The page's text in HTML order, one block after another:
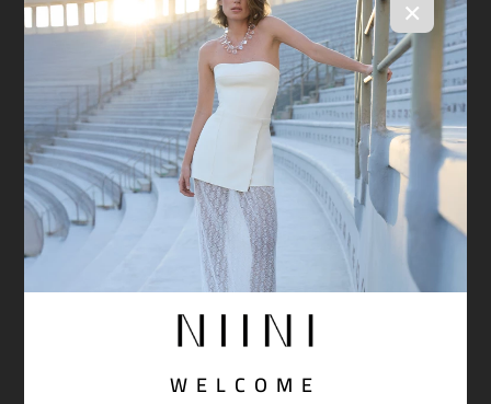
×
WELCOME